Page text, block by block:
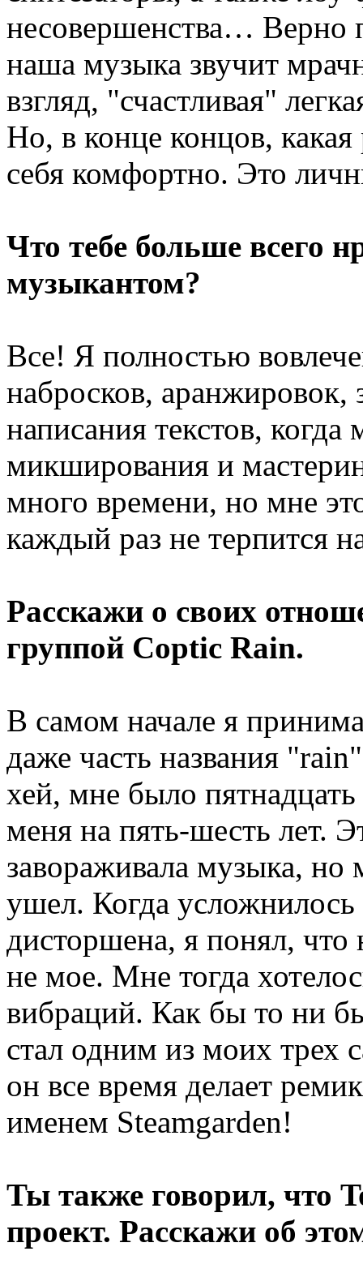
несовершенства… Верно
наша музыка звучит
взгляд, "счастливая"
Но, в конце концов, какая
себя комфортно. Это
Что тебе больше всего
музыкантом?
Все! Я полностью
набросков, аранжировок,
написания текстов, когда
микширования и
много времени, но мне
каждый раз не терпится
Расскажи о своих
группой Coptic Rain.
В самом начале я
даже часть названия
хей, мне было
меня на пять-шесть лет.
завораживала музыка, но
ушел. Когда
дисторшена, я понял, что
не мое. Мне тогда
вибраций. Как бы то ни
стал одним из моих трех
он все время делает
именем Steamgarden!
Ты также говорил, что
проект. Расскажи об